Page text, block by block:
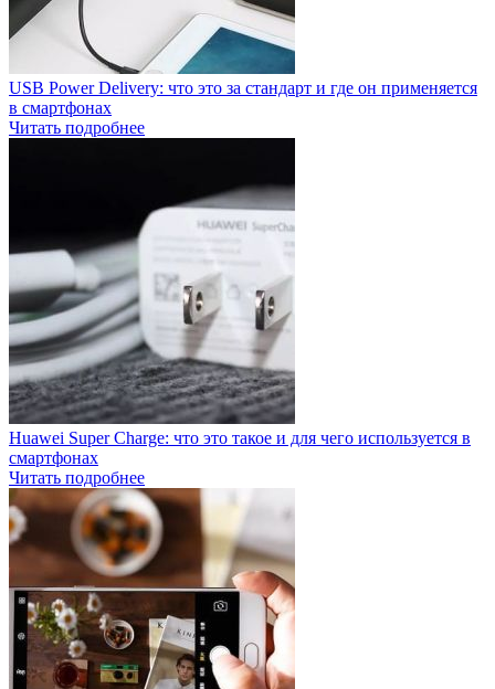
USB Power Delivery: что это за стандарт и где он применяется
в смартфонах
Читать подробнее
Huawei Super Charge: что это такое и для чего используется в
смартфонах
Читать подробнее